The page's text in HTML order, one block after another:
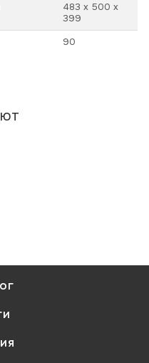
483 х 500 х
399
90